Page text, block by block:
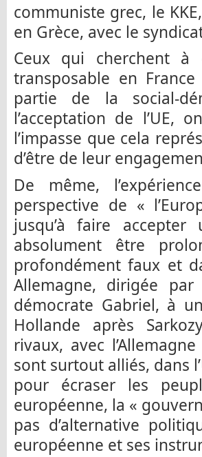
communiste grec, le
en Grèce, avec le
Ceux qui cherchent à
transposable en
partie de la social-
l’acceptation de l’UE,
l’impasse que cela
d’être de leur
De même,
perspective de «
jusqu’à faire
absolument être
profondément faux et
Allemagne, dirigée
démocrate Gabriel, à
Hollande après
rivaux, avec
sont surtout alliés, dans
pour écraser les
européenne, la «
pas d’alternative
européenne et ses